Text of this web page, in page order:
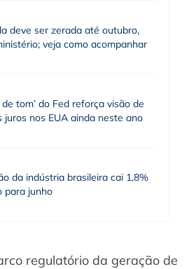
deve ser zerada até outubro,
veja como acompanhar
de tom’ do Fed reforça visão de
juros nos EUA ainda neste ano
da indústria brasileira cai 1,8%
para junho
regulatório da geração de